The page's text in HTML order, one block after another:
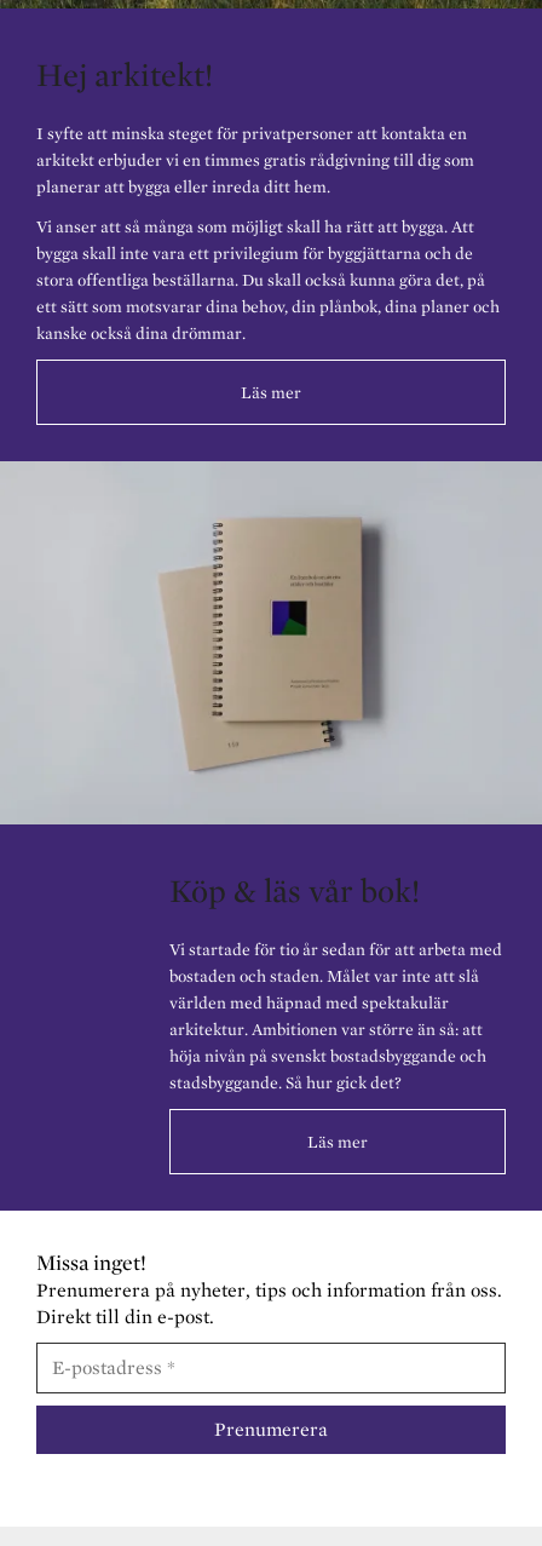
Missa inget!
Prenumerera på nyheter, tips och information från oss.
Direkt till din e-post.
Hej arkitekt!
I syfte att minska steget för privatpersoner att kontakta en
arkitekt erbjuder vi en timmes gratis rådgivning till dig som
planerar att bygga eller inreda ditt hem.
Vi anser att så många som möjligt skall ha rätt att bygga. Att
bygga skall inte vara ett privilegium för byggjättarna och de
stora offentliga beställarna. Du skall också kunna göra det, på
ett sätt som motsvarar dina behov, din plånbok, dina planer och
kanske också dina drömmar.
Läs mer
Köp & läs vår bok!
Vi startade för tio år sedan för att arbeta med
bostaden och staden. Målet var inte att slå
världen med häpnad med spektakulär
arkitektur. Ambitionen var större än så: att
höja nivån på svenskt bostadsbyggande och
stadsbyggande. Så hur gick det?
Läs mer